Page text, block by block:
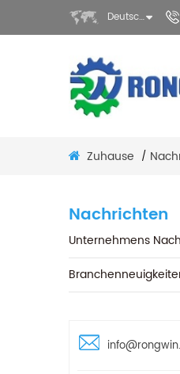
Deutsch
Zuhause /
Nachrichten
Unternehmens